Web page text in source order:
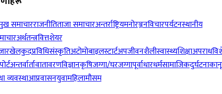
समाचारराजनीतिताजा समाचारअन्तर्राष्ट्रियमनोरञ्जनविचारपर्यटनस्थानीय
अर्थतन्त्रवित्तशेयर
खेलकुदप्रविधिसंस्कृतिअटोमोबाइलस्टार्टअपजीवनशैलीस्वास्थ्यशिक्षाअपराध
अन्तर्वार्तावातावरणविज्ञानकृषिजग्गा/घरजग्गापूर्वाधारधर्मसामाजिकदुर्घटना
व्यवस्थाआप्रवासनयुवामहिलामौसम